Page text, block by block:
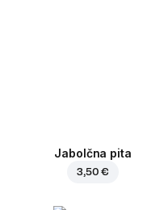
Jabolčna pita
3,50 €